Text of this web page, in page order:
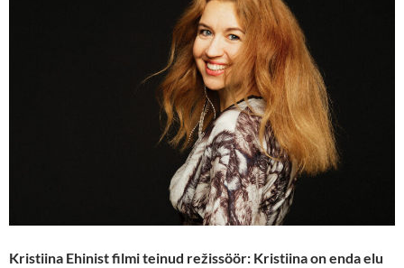
Kristiina Ehinist filmi teinud režissöör: Kristiina on enda elu